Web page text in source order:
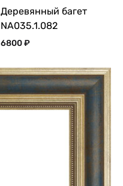
Деревянный багет
NA035.1.082
6800₽